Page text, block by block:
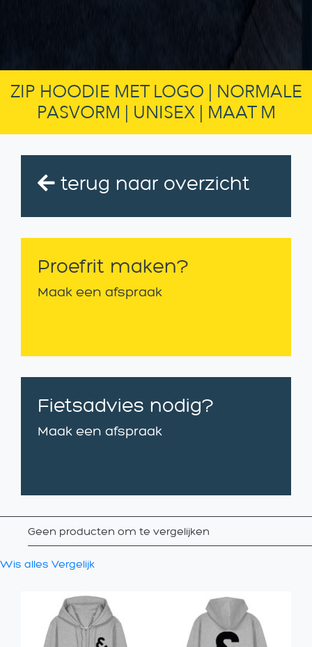
ZIP HOODIE MET LOGO | NORMALE
PASVORM | UNISEX | MAAT M
terug naar overzicht
Proefrit maken?
Maak een afspraak
Fietsadvies nodig?
Maak een afspraak
Geen producten om te vergelijken
Wis alles Vergelijk